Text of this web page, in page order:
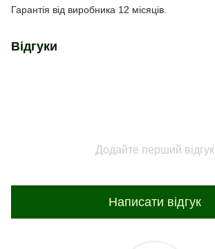
Гарантія від виробника 12 місяців.
Відгуки
Додайте перший відгук
Написати відгук